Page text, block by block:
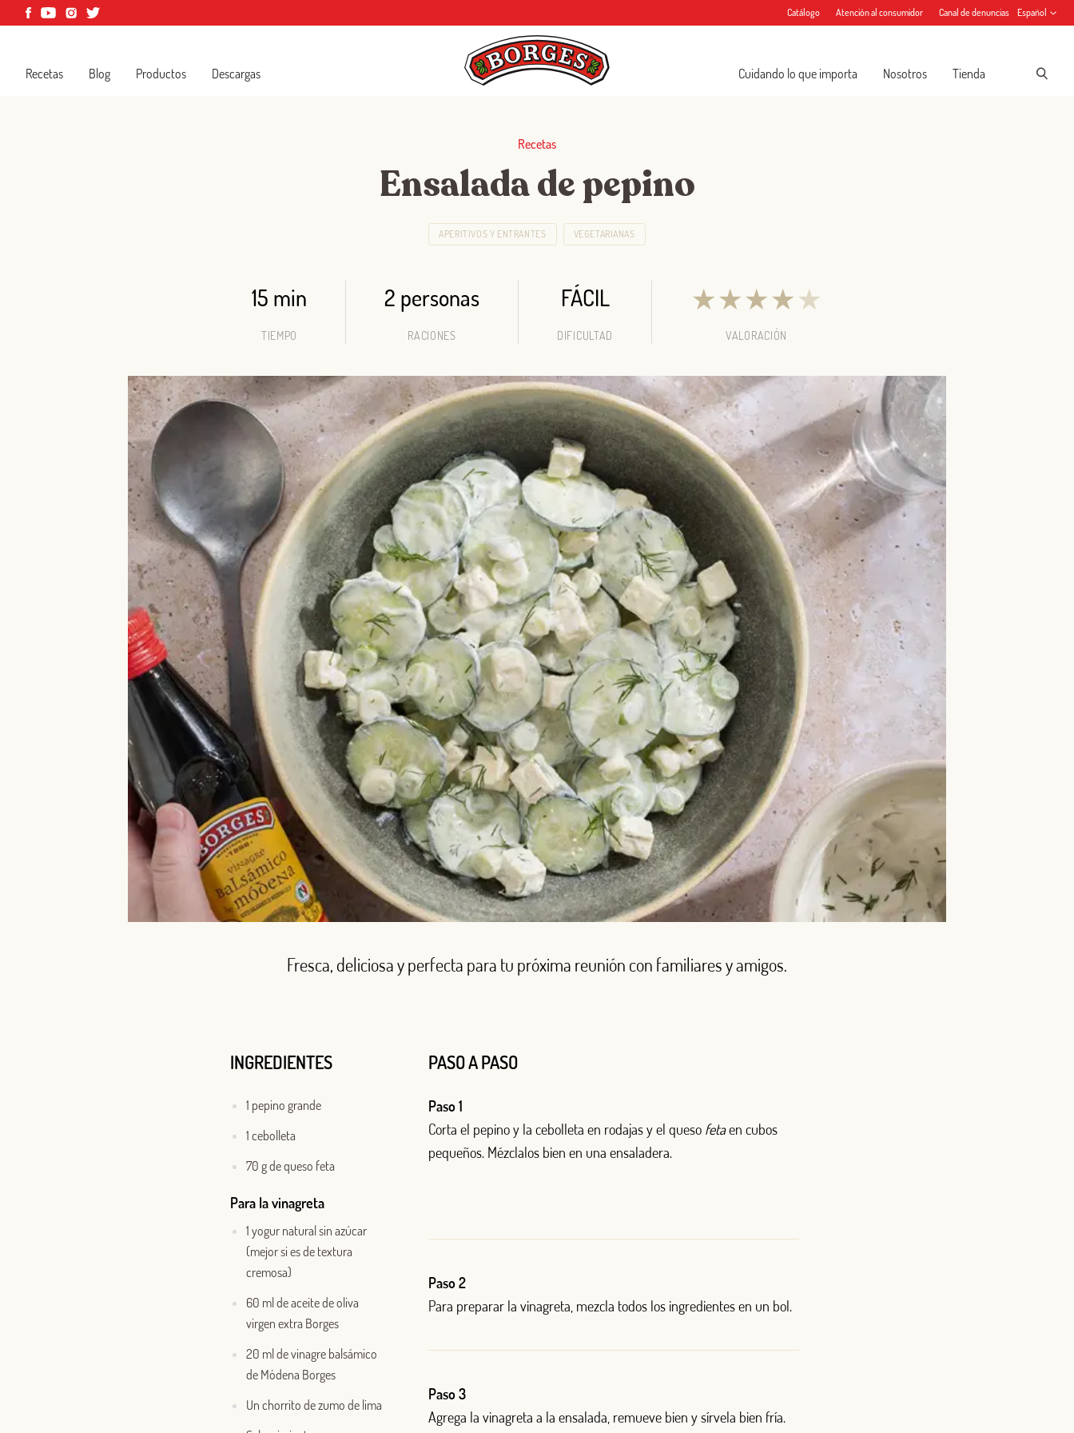
Catálogo Atención al consumidor Canal de denuncias Español
Recetas Blog Productos Descargas Cuidando lo que importa Nosotros Tienda
Recetas
Ensalada de pepino
APERITIVOS Y ENTRANTES VEGETARIANAS
15 min
TIEMPO
2 personas
RACIONES
FÁCIL
DIFICULTAD
★★★★★
VALORACIÓN
Fresca, deliciosa y perfecta para tu próxima reunión con familiares y amigos.
INGREDIENTES
1 pepino grande
1 cebolleta
70 g de queso feta
Para la vinagreta
1 yogur natural sin azúcar
(mejor si es de textura
cremosa)
60 ml de aceite de oliva
virgen extra Borges
20 ml de vinagre balsámico
de Módena Borges
Un chorrito de zumo de lima
PASO A PASO
Paso 1
Corta el pepino y la cebolleta en rodajas y el queso fetaen cubos
pequeños. Mézclalos bien en una ensaladera.
Paso 2
Para preparar la vinagreta, mezcla todos los ingredientes en un bol.
Paso 3
Agrega la vinagreta a la ensalada, remueve bien y sírvela bien fría.
Log in with Google